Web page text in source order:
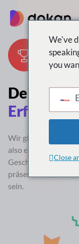
Inhalt
springen
Deine
Erfolge
Wir glauben, dass
also eine kleine
Geschichten über
präsentieren, auf
sein.
We've
you
Close